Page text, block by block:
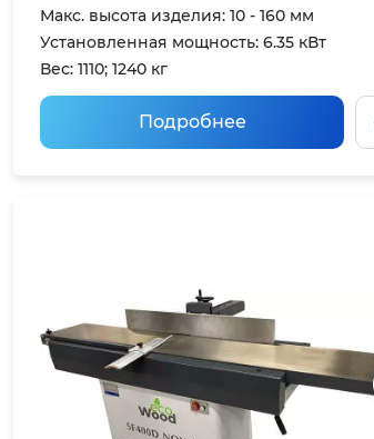
Макс. высота изделия: 10 - 160 мм
Установленная мощность: 6.35 кВт
Вес: 1110; 1240 кг
Подробнее